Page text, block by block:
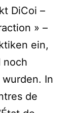
DiCoi –
» –
ein,
noch
In
de